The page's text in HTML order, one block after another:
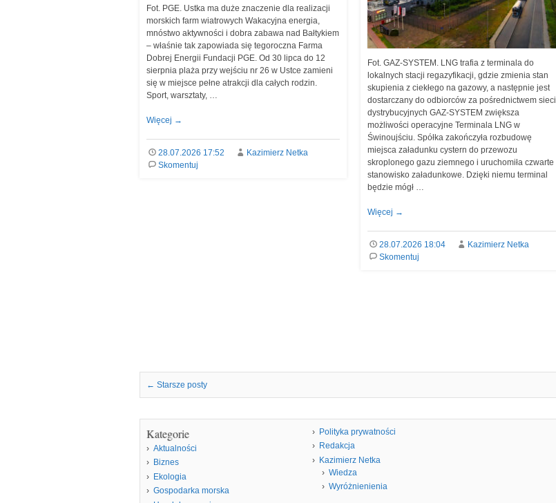
Fot. GAZ-SYSTEM. LNG trafia z terminala do
lokalnych stacji regazyfikacji, gdzie zmienia stan
skupienia z ciekłego na gazowy, a następnie jest
dostarczany do odbiorców za pośrednictwem sieci
dystrybucyjnych GAZ-SYSTEM zwiększa
możliwości operacyjne Terminala LNG w
Świnoujściu. Spółka zakończyła rozbudowę
miejsca załadunku cystern do przewozu
skroplonego gazu ziemnego i uruchomiła czwarte
stanowisko załadunkowe. Dzięki niemu terminal
będzie mógł …
Więcej →
28.07.2026 18:04
Kazimierz Netka
Skomentuj
Fot. PGE. Ustka ma duże znaczenie dla realizacji
morskich farm wiatrowych Wakacyjna energia,
mnóstwo aktywności i dobra zabawa nad Bałtykiem
– właśnie tak zapowiada się tegoroczna Farma
Dobrej Energii Fundacji PGE. Od 30 lipca do 12
sierpnia plaża przy wejściu nr 26 w Ustce zamieni
się w miejsce pełne atrakcji dla całych rodzin.
Sport, warsztaty, …
Więcej →
28.07.2026 17:52
Kazimierz Netka
Skomentuj
Nawigacja we wpisach
← Starsze posty
Kategorie
Aktualności
Biznes
Ekologia
Gospodarka morska
Polityka prywatności
Redakcja
Kazimierz Netka
Wiedza
Wyróżnienienia